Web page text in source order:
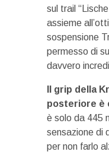
sul trail
assieme
sospensione
permesso di
davvero
Il grip della
posteriore è
è solo da 445
sensazione di
per non farlo